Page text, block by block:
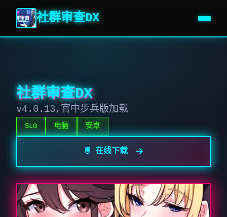
社群审查DX
社群审查DX
v4.0.13,官中步兵版加载
SLG 电脑 安卓
🖲️ 在线下载